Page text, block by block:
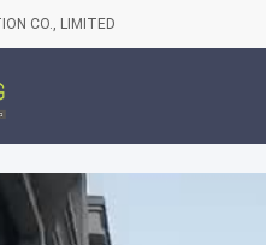
CO., LIMITED